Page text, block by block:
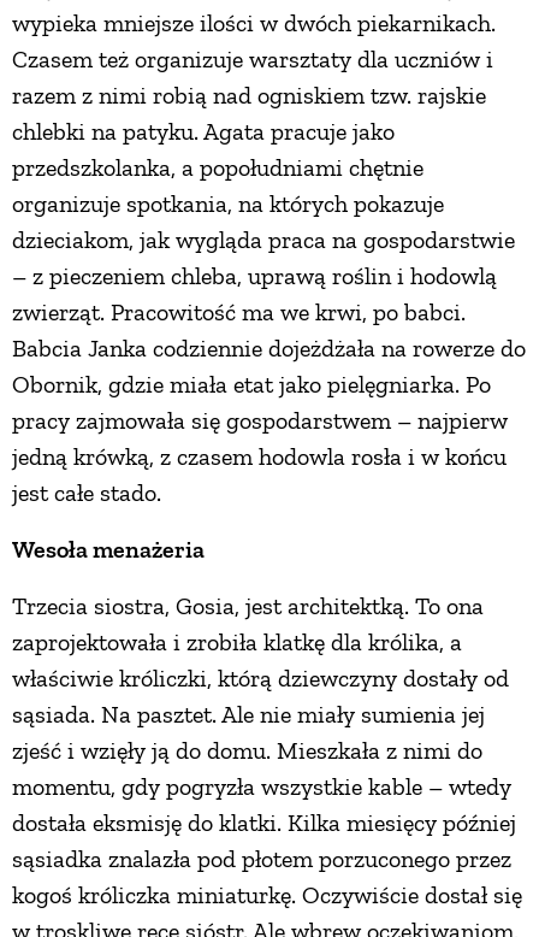
wypieka mniejsze ilości w dwóch piekarnikach.
Czasem też organizuje warsztaty dla uczniów i
razem z nimi robią nad ogniskiem tzw. rajskie
chlebki na patyku. Agata pracuje jako
przedszkolanka, a popołudniami chętnie
organizuje spotkania, na których pokazuje
dzieciakom, jak wygląda praca na gospodarstwie
– z pieczeniem chleba, uprawą roślin i hodowlą
zwierząt. Pracowitość ma we krwi, po babci.
Babcia Janka codziennie dojeżdżała na rowerze do
Obornik, gdzie miała etat jako pielęgniarka. Po
pracy zajmowała się gospodarstwem – najpierw
jedną krówką, z czasem hodowla rosła i w końcu
jest całe stado.
Wesoła menażeria
Trzecia siostra, Gosia, jest architektką. To ona
zaprojektowała i zrobiła klatkę dla królika, a
właściwie króliczki, którą dziewczyny dostały od
sąsiada. Na pasztet. Ale nie miały sumienia jej
zjeść i wzięły ją do domu. Mieszkała z nimi do
momentu, gdy pogryzła wszystkie kable – wtedy
dostała eksmisję do klatki. Kilka miesięcy później
sąsiadka znalazła pod płotem porzuconego przez
kogoś króliczka miniaturkę. Oczywiście dostał się
w troskliwe ręce sióstr. Ale wbrew oczekiwaniom,